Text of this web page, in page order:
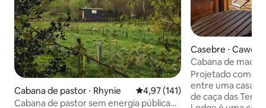
Cabana de pastor ⋅ Rhynie 4,97 de uma avaliação média de
4,97 (141)
Cabana de pastor sem energia pública
Casebre ⋅ Cawdor
Cabana de
no Assich Zen
Projetado como
entre uma casa
de caça das